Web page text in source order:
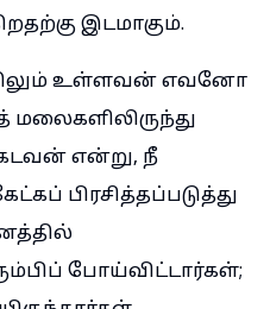
இடமாகும்.
உள்ளவன் எவனோ
மலைகளிலிருந்து
என்று, நீ
பிரசித்தப்படுத்து
போய்விட்டார்கள்;